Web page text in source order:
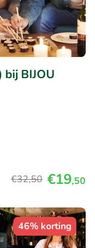
BIJOU
€32,50 €19,50
46% korting